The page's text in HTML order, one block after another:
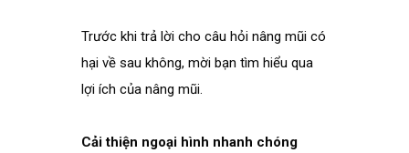
Trước khi trả lời cho câu hỏi nâng mũi có
hại về sau không, mời bạn tìm hiểu qua
lợi ích của nâng mũi.
Cải thiện ngoại hình nhanh chóng